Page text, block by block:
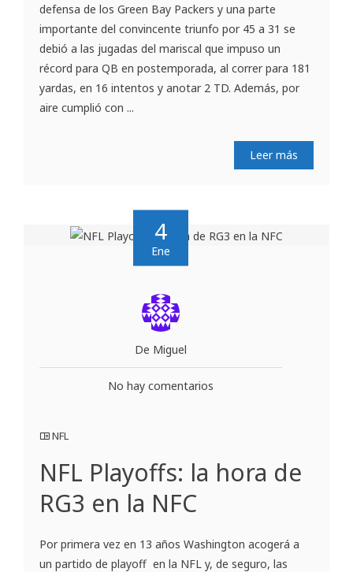
defensa de los Green Bay Packers y una parte
importante del convincente triunfo por 45 a 31 se
debió a las jugadas del mariscal que impuso un
récord para QB en postemporada, al correr para 181
yardas, en 16 intentos y anotar 2 TD. Además, por
aire cumplió con ...
Leer más
4
Ene
De Miguel
No hay comentarios
NFL
NFL Playoffs: la hora de
RG3 en la NFC
Por primera vez en 13 años Washington acogerá a
un partido de playoff en la NFL y, de seguro, las